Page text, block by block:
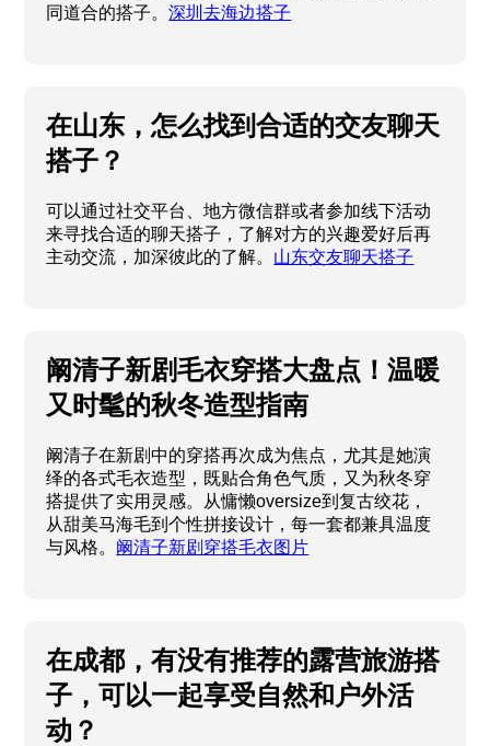
同道合的搭子。深圳去海边搭子
在山东，怎么找到合适的交友聊天
搭子？
可以通过社交平台、地方微信群或者参加线下活动
来寻找合适的聊天搭子，了解对方的兴趣爱好后再
主动交流，加深彼此的了解。 山东交友聊天搭子
阚清子新剧毛衣穿搭大盘点！温暖
又时髦的秋冬造型指南
阚清子在新剧中的穿搭再次成为焦点，尤其是她演
绎的各式毛衣造型，既贴合角色气质，又为秋冬穿
搭提供了实用灵感。从慵懒oversize到复古绞花，
从甜美马海毛到个性拼接设计，每一套都兼具温度
与风格。 阚清子新剧穿搭毛衣图片
在成都，有没有推荐的露营旅游搭
子，可以一起享受自然和户外活
动？